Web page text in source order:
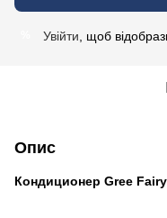
Увійти , щоб
Опис
Кондиционер Gree Fairy